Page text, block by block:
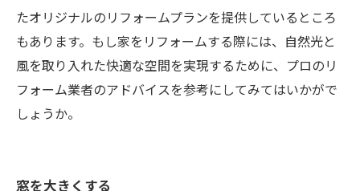
たオリジナルのリフォームプランを提供しているところ
もあります。もし家をリフォームする際には、自然光と
風を取り入れた快適な空間を実現するために、プロのリ
フォーム業者のアドバイスを参考にしてみてはいかがで
しょうか。
窓を大きくする